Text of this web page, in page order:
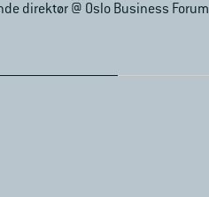
direktør @ Oslo Business Forum